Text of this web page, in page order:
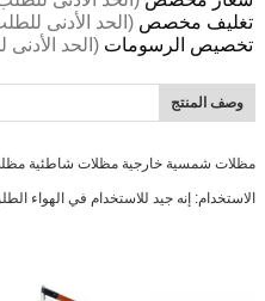
تغليف مخصص (الحد الأدنى للطلب: 20
تخصيص الرسومات (الحد الأدنى
وصف المنتج
مظلات شمسية خارجية مظلات شاطئية
الاستخدام: إنه جيد للاستخدام في الهواء